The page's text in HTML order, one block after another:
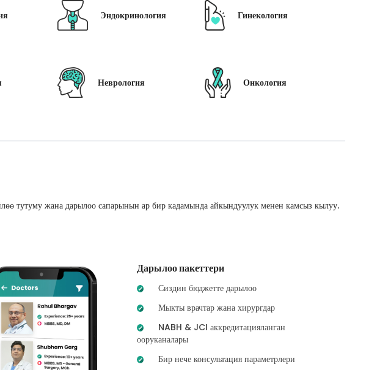
Эндокринология Гинекология
Неврология Онкология
тутуму жана дарылоо сапарынын ар бир кадамында айкындуулук менен камсыз кылуу.
Дарылоо пакеттери
Сиздин бюджетте дарылоо
Мыкты врачтар жана хирургдар
NABH & JCI аккредитацияланган
ооруканалары
Бир нече консультация параметрлери